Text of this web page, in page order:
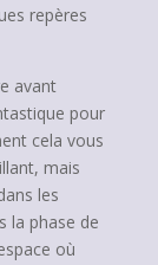
repères
avant
pour
cela vous
mais
les
la phase de
où